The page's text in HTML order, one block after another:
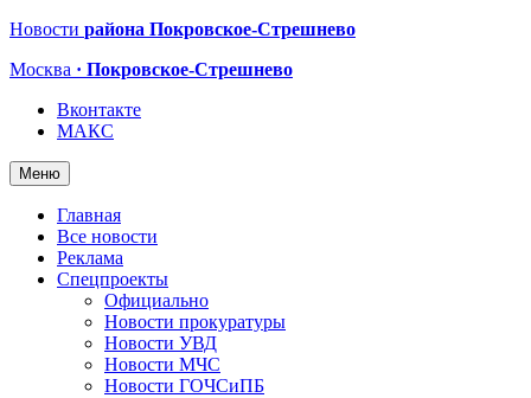
Новости района Покровское-Стрешнево
Москва · Покровское-Стрешнево
Вконтакте
МАКС
Меню
Главная
Все новости
Реклама
Спецпроекты
Официально
Новости прокуратуры
Новости УВД
Новости МЧС
Новости ГОЧСиПБ